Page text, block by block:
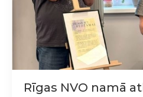
Rīgas NVO namā